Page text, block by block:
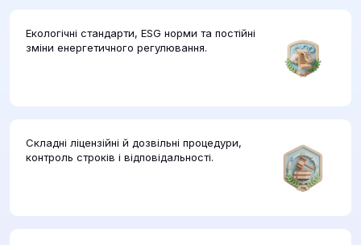
Екологічні стандарти, ESG норми та постійні
зміни енергетичного регулювання.
Складні ліцензійні й дозвільні процедури,
контроль строків і відповідальності.